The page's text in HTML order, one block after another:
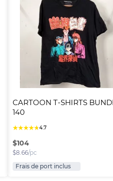
CARTOON T-SHIRTS
140
★★★★★4.7
$104
$8.66/pc
Frais de port inclus